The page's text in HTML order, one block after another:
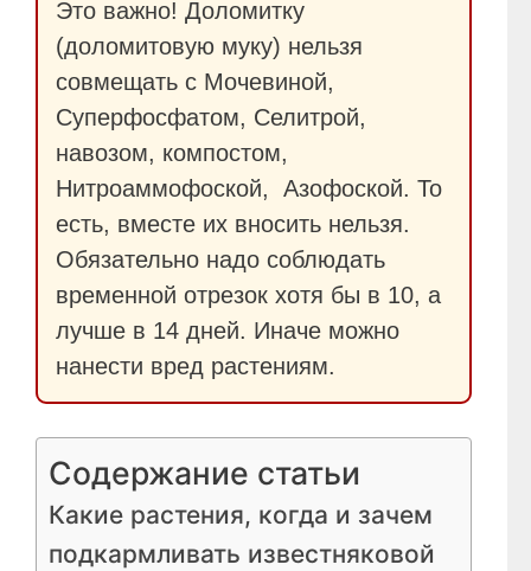
Это важно! Доломитку
(доломитовую муку) нельзя
совмещать с Мочевиной,
Суперфосфатом, Селитрой,
навозом, компостом,
Нитроаммофоской, Азофоской. То
есть, вместе их вносить нельзя.
Обязательно надо соблюдать
временной отрезок хотя бы в 10, а
лучше в 14 дней. Иначе можно
нанести вред растениям.
Содержание статьи
Какие растения, когда и зачем
подкармливать известняковой